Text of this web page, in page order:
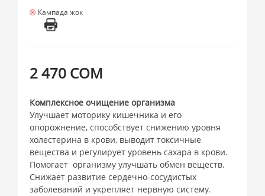
Кампада жок
2 470 СОМ
Комплексное очищение организма
Улучшает моторику кишечника и его
опорожнение, способствует снижению уровня
холестерина в крови, выводит токсичные
вещества и регулирует уровень сахара в крови.
Помогает организму улучшать обмен веществ.
Снижает развитие сердечно-сосудистых
заболеваний и укрепляет нервную систему.